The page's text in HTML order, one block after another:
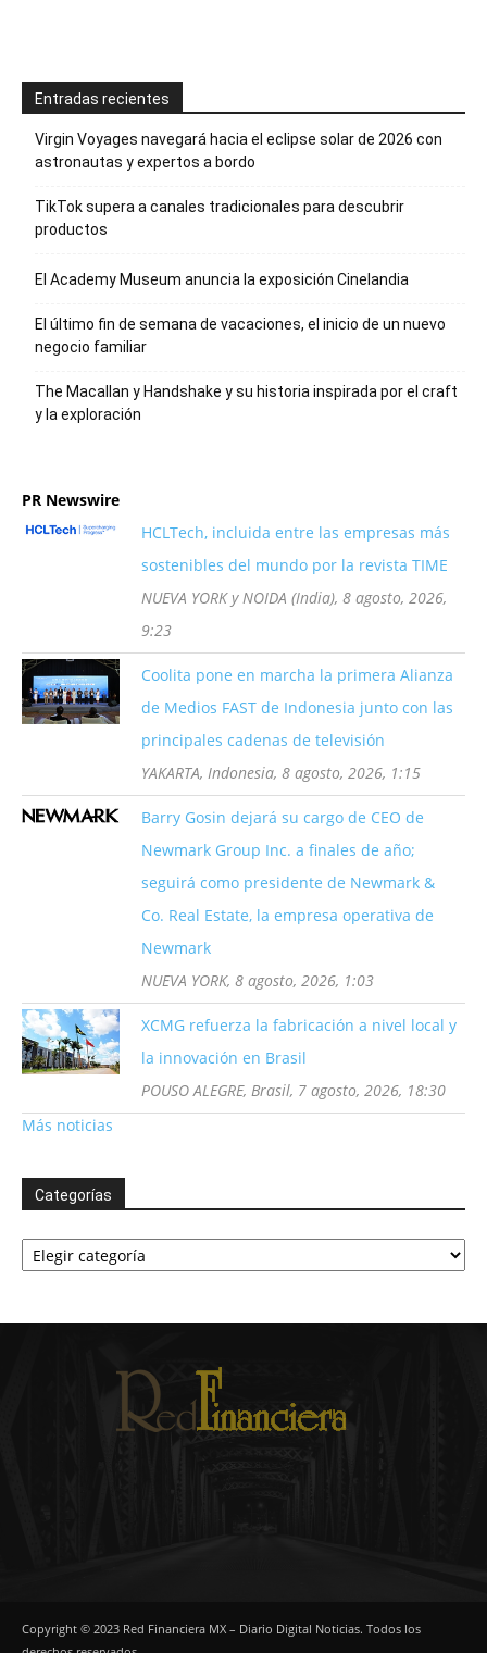
Entradas recientes
Virgin Voyages navegará hacia el eclipse solar de 2026 con
astronautas y expertos a bordo
TikTok supera a canales tradicionales para descubrir
productos
El Academy Museum anuncia la exposición Cinelandia
El último fin de semana de vacaciones, el inicio de un nuevo
negocio familiar
The Macallan y Handshake y su historia inspirada por el craft
y la exploración
PR Newswire
HCLTech, incluida entre las empresas más
sostenibles del mundo por la revista TIME
NUEVA YORK y NOIDA (India), 8 agosto, 2026,
9:23
Coolita pone en marcha la primera Alianza
de Medios FAST de Indonesia junto con las
principales cadenas de televisión
YAKARTA, Indonesia, 8 agosto, 2026, 1:15
Barry Gosin dejará su cargo de CEO de
Newmark Group Inc. a finales de año;
seguirá como presidente de Newmark &
Co. Real Estate, la empresa operativa de
Newmark
NUEVA YORK, 8 agosto, 2026, 1:03
XCMG refuerza la fabricación a nivel local y
la innovación en Brasil
POUSO ALEGRE, Brasil, 7 agosto, 2026, 18:30
Más noticias
Categorías
Categorías
Copyright © 2023 Red Financiera MX – Diario Digital Noticias. Todos los